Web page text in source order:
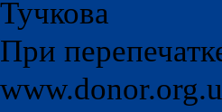
Тучкова
При